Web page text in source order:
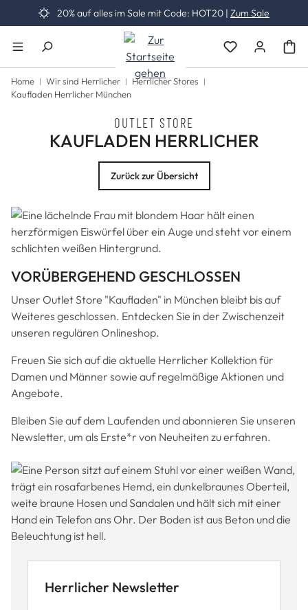
Zum Hauptinhalt springen
20% auf alles im Sale mit Code: HOT20 | Zum Sale
Du hast 0
Home Wir sind Herrlicher
Herrlicher Stores
Kaufladen Herrlicher München
OUTLET STORE
KAUFLADEN HERRLICHER
Zurück zur Übersicht
VORÜBERGEHEND GESCHLOSSEN
Unser Outlet Store "Kaufladen" in München bleibt bis auf
Weiteres geschlossen. Entdecken Sie in der Zwischenzeit
unseren regulären Onlineshop.
Freuen Sie sich auf die aktuelle Herrlicher Kollektion für
Damen und Männer sowie auf regelmäßige Aktionen und
Angebote.
Bleiben Sie auf dem Laufenden und abonnieren Sie unseren
Newsletter, um als Erste*r von Neuheiten zu erfahren.
Herrlicher Newsletter